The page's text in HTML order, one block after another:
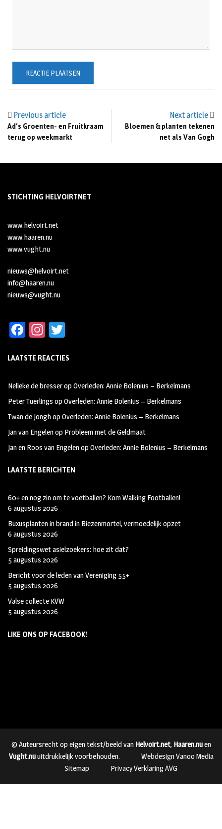
Previous article
Ad’s Groenten- en Fruitkraam
terug op weekmarkt
Next article
Bloemen & planten tekenen
net als Van Gogh
STICHTING HELVOIRTNET
www.helvoirt.net
www.haaren.nu
www.vught.nu
nieuws@helvoirt.net
info@haaren.nu
nieuws@vught.nu
Fa
b
oo
k
In
ag
m
tt
LAATSTE REACTIES
Nelleke de bresseropOverleden: Annie Bolenius – Berkelmans
Peter Tuerlings opOverleden: Annie Bolenius – Berkelmans
Twan de JonghopOverleden: Annie Bolenius – Berkelmans
Jan van Engelenop Probleem met de Geldmaat
Jan en Roos van EngelenopOverleden: Annie Bolenius – Berkelmans
LAATSTE BERICHTEN
60+ en nog zin om te voetballen? Kom Walking Footballen!
6 augustus 2026
Buxusplanten in brand in Biezenmortel, vermoedelijk opzet
6 augustus 2026
Spreidingswet asielzoekers: hoe zit dat?
5 augustus 2026
Bericht voor de leden van Vereniging 55+
5 augustus 2026
Valse collecte KVW
5 augustus 2026
LIKE ONS OP FACEBOOK!
© Auteursrecht op eigen tekst/beeld van Helvoirt.net, Haaren.nuen
Vught.nuuitdrukkelijk voorbehouden.
Webdesign Vanoo Media
Sitemap
Privacy Verklaring AVG